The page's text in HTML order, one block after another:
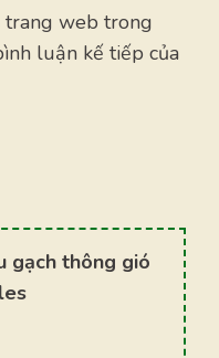
trang web trong
luận kế tiếp của
gạch thông gió